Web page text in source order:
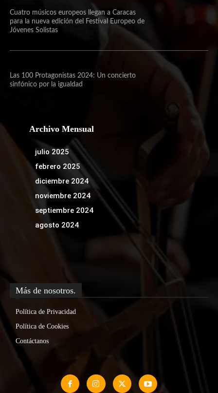
Cuatro músicos europeos llegan a Caracas
para la nueva edición del Festival Europeo de
Jóvenes Solistas
Las 100 Protagonistas 2024: Un concierto
sinfónico por la igualdad
Archivo Mensual
julio 2025
febrero 2025
diciembre 2024
noviembre 2024
septiembre 2024
agosto 2024
Más de nosotros.
Política de Privacidad
Política de Cookies
Contáctanos